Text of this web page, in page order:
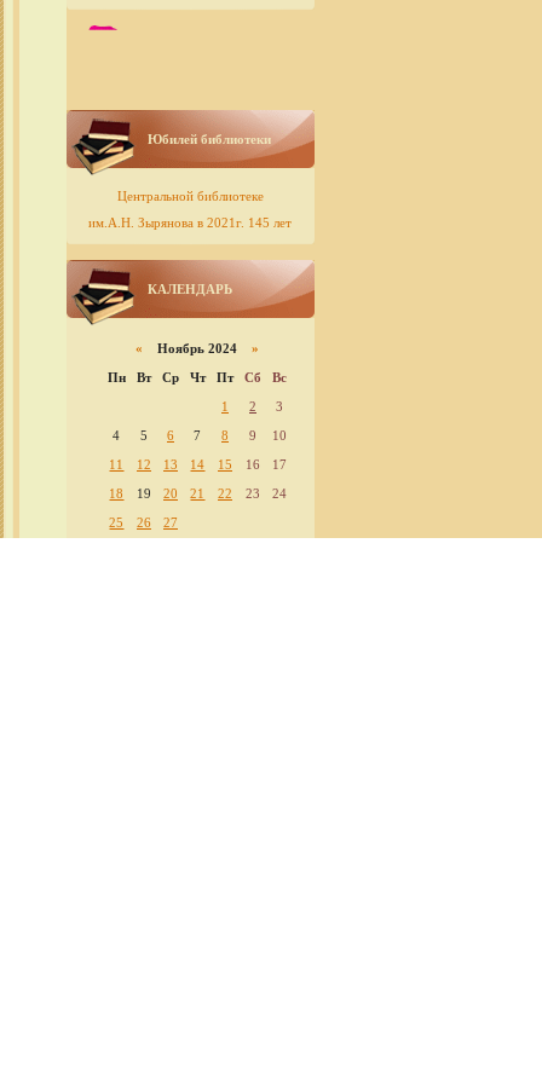
Юбилей библиотеки
Центральной библиотеке
им.А.Н. Зырянова в 2021г. 145 лет
КАЛЕНДАРЬ
« Ноябрь 2024 »
Пн
Вт Ср Чт Пт Сб
Вс
1
2
3
4
5 6 7 8 9
10
11
12 13 14 15 16
17
18
19 20 21 22 23
24
25
26 27